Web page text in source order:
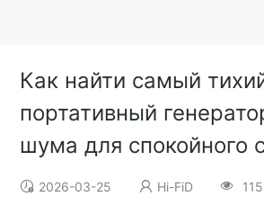
Как найти самый
портативный
шума для спокойного
2026-03-25 Hi-FiD 115